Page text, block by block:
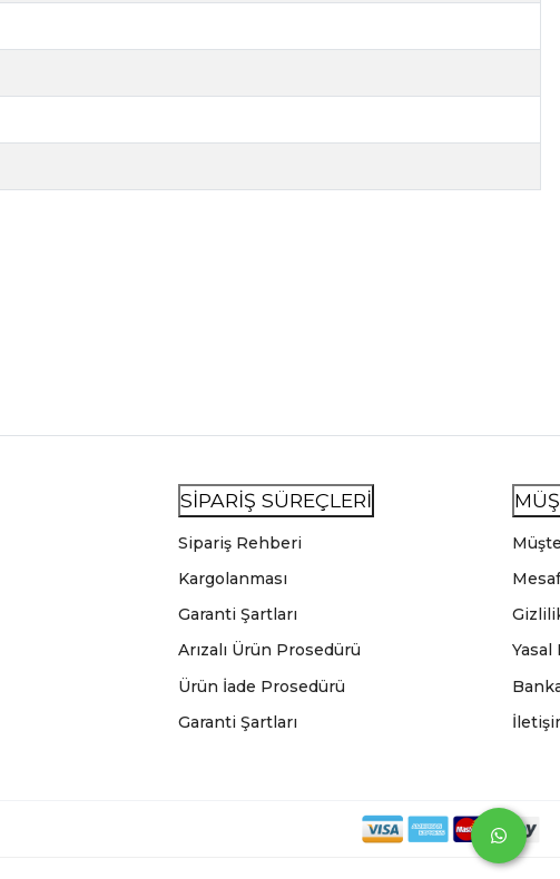
SİPARİŞ SÜREÇLERİ
Sipariş Rehberi
Kargolanması
Garanti Şartları
Arızalı Ürün Prosedürü
Ürün İade Prosedürü
Garanti Şartları
Yasal